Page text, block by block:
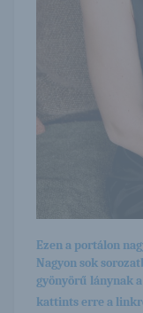
Ezen a portálon
Nagyon sok
gyönyörű lánynak
kattints erre a